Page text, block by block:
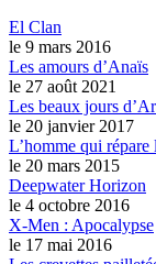
El Clan
le 9 mars 2016
Les amours d’Anaïs
le 27 août 2021
Les beaux jours
le 20 janvier 2017
L’homme qui répare
le 20 mars 2015
Deepwater Horizon
le 4 octobre 2016
X-Men : Apocalypse
le 17 mai 2016